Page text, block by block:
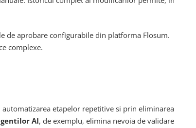
de aprobare configurabile din platforma Flosum.
complexe.
etapelor repetitive si prin eliminarea
AI, de exemplu, elimina nevoia de validare